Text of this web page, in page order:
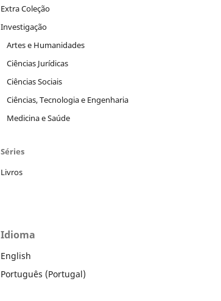
Extra Coleção
Investigação
Artes e Humanidades
Ciências Jurídicas
Ciências Sociais
Ciências, Tecnologia e Engenharia
Medicina e Saúde
Séries
Livros
Idioma
English
Português (Portugal)